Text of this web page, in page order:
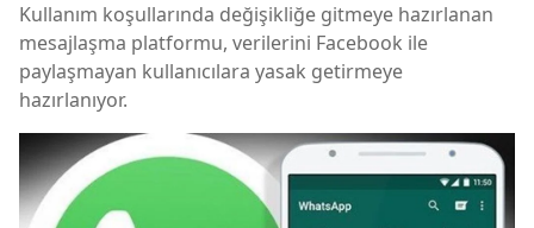
Kullanım koşullarında değişikliğe gitmeye hazırlanan
mesajlaşma platformu, verilerini Facebook ile
paylaşmayan kullanıcılara yasak getirmeye
hazırlanıyor.